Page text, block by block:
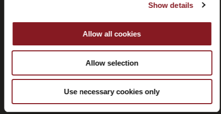
Show details
Allow all cookies
Allow selection
Use necessary cookies only
FOLLOW BERKEL
MELDEN SIE SICH FÜR UNSEREN NEWSLETTER